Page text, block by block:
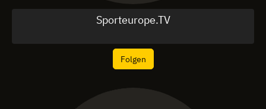
Sporteurope.TV
Folgen